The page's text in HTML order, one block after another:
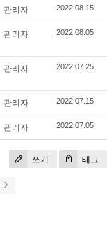
관리자 2022.08.15
관리자 2022.08.05
관리자 2022.07.25
관리자 2022.07.15
관리자 2022.07.05
쓰기 태그